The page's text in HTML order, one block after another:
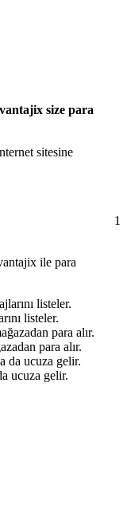
size para
sitesine
1
ile para
listeler.
para alır.
ucuza gelir.